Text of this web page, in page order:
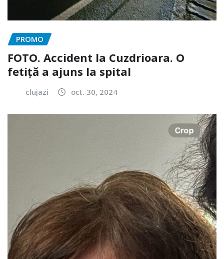
PROMO
FOTO. Accident la Cuzdrioara. O
fetiță a ajuns la spital
clujazi oct. 30, 2024